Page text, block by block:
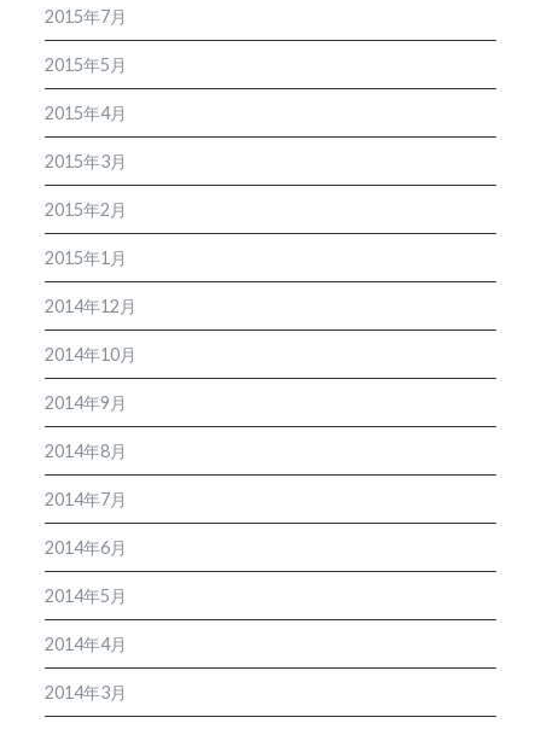
2015年7月
2015年5月
2015年4月
2015年3月
2015年2月
2015年1月
2014年12月
2014年10月
2014年9月
2014年8月
2014年7月
2014年6月
2014年5月
2014年4月
2014年3月